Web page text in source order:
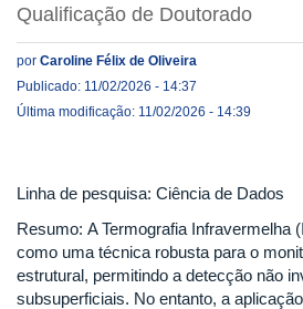
Qualificação de Doutorado
por Caroline Félix de Oliveira
Publicado: 11/02/2026 - 14:37
Última modificação: 11/02/2026 - 14:39
Linha de pesquisa: Ciência de Dados
Resumo: A Termografia Infravermelha
como uma técnica robusta para o
estrutural, permitindo a detecção não
subsuperficiais. No entanto, a